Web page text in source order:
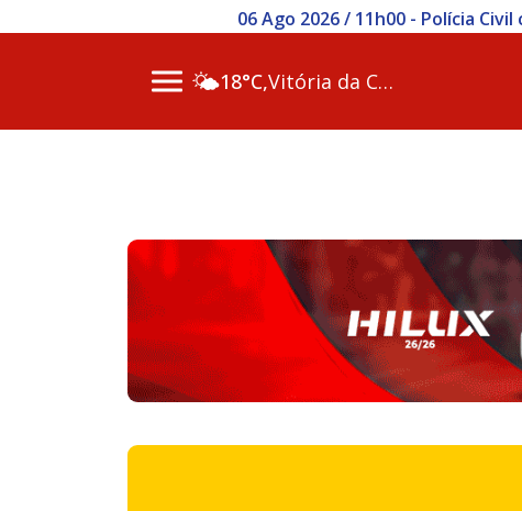
06 Ago 2026 / 11h00 - Polícia
🌤️18°C, Vitória da Conq…